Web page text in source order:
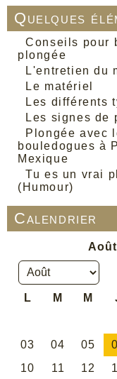
Quelques
Conseils pour
plongée
L'entretien du
Le matériel
Les différents
Les signes de
Plongée avec
bouledogues à
Mexique
Tu es un vrai
(Humour)
Calendrier